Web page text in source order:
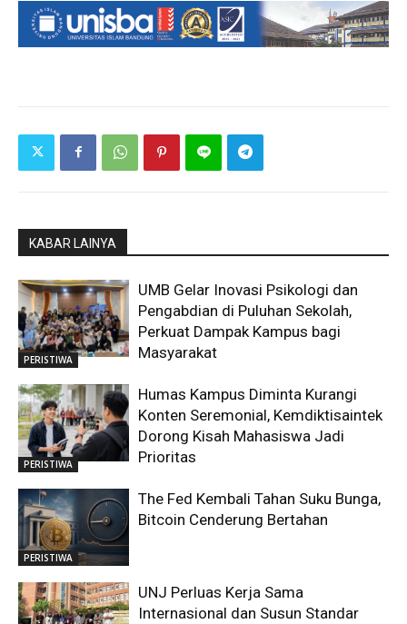
KABAR LAINYA
PERISTIWA
UMB Gelar Inovasi Psikologi dan
Pengabdian di Puluhan Sekolah,
Perkuat Dampak Kampus bagi
Masyarakat
PERISTIWA
Humas Kampus Diminta Kurangi
Konten Seremonial, Kemdiktisaintek
Dorong Kisah Mahasiswa Jadi
Prioritas
PERISTIWA
The Fed Kembali Tahan Suku Bunga,
Bitcoin Cenderung Bertahan
UNJ Perluas Kerja Sama
Internasional dan Susun Standar